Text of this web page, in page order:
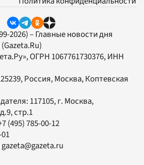
2026) – Главные новости дня
(Gazeta.Ru)
, ОГРН 1067761730376, ИНН
Россия, Москва, Коптевская
117105, г. Москва,
стр.1
(495) 785-00-12
gazeta@gazeta.ru